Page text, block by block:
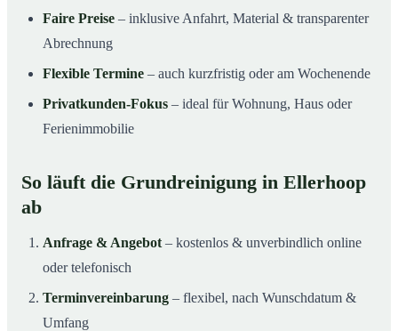
Faire Preise – inklusive Anfahrt, Material & transparenter
Abrechnung
Flexible Termine – auch kurzfristig oder am Wochenende
Privatkunden-Fokus – ideal für Wohnung, Haus oder
Ferienimmobilie
So läuft die Grundreinigung in Ellerhoop
ab
Anfrage & Angebot – kostenlos & unverbindlich online
oder telefonisch
Terminvereinbarung – flexibel, nach Wunschdatum &
Umfang